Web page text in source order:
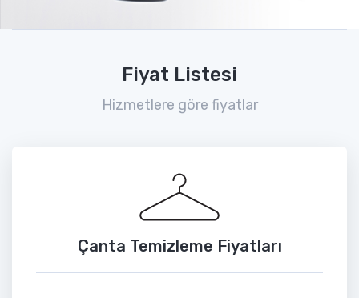
Fiyat Listesi
Hizmetlere göre fiyatlar
Çanta Temizleme Fiyatları